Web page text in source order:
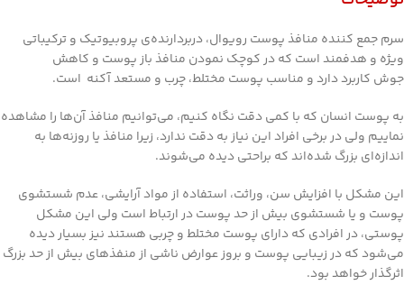
سرم جمع کننده منافذ پوست رویوال، دربردارنده‌ی پروبیوتیک و ترکیباتی
ویژه و هدفمند است که در کوچک‌‌ نمودن منافذ باز پوست و کاهش
جوش کاربرد دارد و مناسب پوست مختلط، چرب و مستعد آکنه است.
به پوست انسان که با کمی دقت نگاه کنیم، می‌توانیم منافذ آن‌ها را مشاهده‌
نماییم ولی در برخی افراد این نیاز به دقت ندارد، زیرا منافذ یا روزنه‌ها به
اندازه‌ای بزرگ شده‌اند که براحتی دیده می‌شوند.
این مشکل با افزایش‌ سن، وراثت، استفاده از مواد آرایشی، عدم‌ شستشوی
پوست و یا شستشوی بیش از حد پوست در ارتباط است ولی این مشکل
پوستی، در افرادی که دارای پوست مختلط و چربی هستند نیز بسیار دیده
می‌شود که در زیبایی پوست و بروز عوارض ناشی از منفذهای بیش از حد بزرگ
اثرگذار خواهد بود.